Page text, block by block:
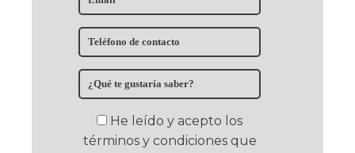
He leído y acepto los
términos y condiciones que